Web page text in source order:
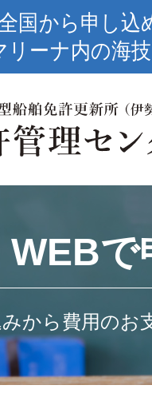
国から申し
リーナ内の海
WEBで
から費用のお